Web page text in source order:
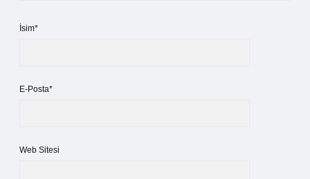
İsim*
E-Posta*
Web Sitesi